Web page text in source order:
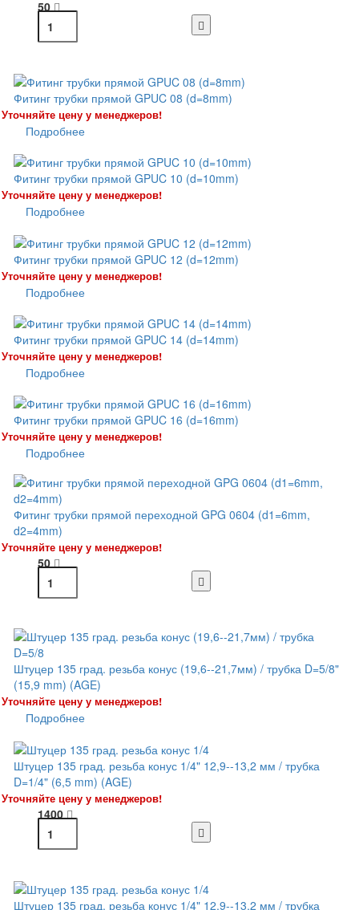
50
Фитинг трубки прямой GPUC 08 (d=8mm)
Уточняйте цену у менеджеров!
Подробнее
Фитинг трубки прямой GPUC 10 (d=10mm)
Уточняйте цену у менеджеров!
Подробнее
Фитинг трубки прямой GPUC 12 (d=12mm)
Уточняйте цену у менеджеров!
Подробнее
Фитинг трубки прямой GPUC 14 (d=14mm)
Уточняйте цену у менеджеров!
Подробнее
Фитинг трубки прямой GPUC 16 (d=16mm)
Уточняйте цену у менеджеров!
Подробнее
Фитинг трубки прямой переходной GPG 0604 (d1=6mm,
d2=4mm)
Уточняйте цену у менеджеров!
50
Штуцер 135 град. резьба конус (19,6--21,7мм) / трубка D=5/8"
(15,9 mm) (AGE)
Уточняйте цену у менеджеров!
Подробнее
Штуцер 135 град. резьба конус 1/4" 12,9--13,2 мм / трубка
D=1/4" (6,5 mm) (AGE)
Уточняйте цену у менеджеров!
1400
Штуцер 135 град. резьба конус 1/4" 12,9--13,2 мм / трубка